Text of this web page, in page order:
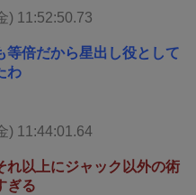
) 11:52:50.73
等倍だから星出し役として
わ
) 11:44:01.64
れ以上にジャック以外の術
ぎる